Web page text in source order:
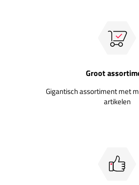
Groot
Gigantisch assortiment met
artikelen